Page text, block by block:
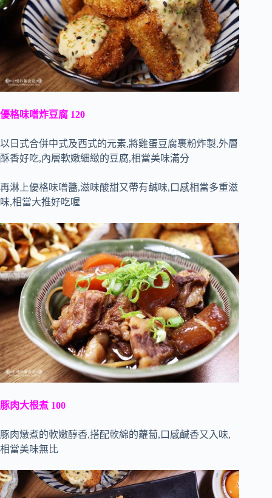
優格味噌炸豆腐 120
以日式合併中式及西式的元素,將雞蛋豆腐裹粉炸製,外層
酥香好吃,內層軟嫩細緻的豆腐,相當美味滿分
再淋上優格味噌醬,滋味酸甜又帶有鹹味,口感相當多重滋
味,相當大推好吃喔
豚肉大根煮 100
豚肉燉煮的軟嫩醇香,搭配軟綿的蘿蔔,口感鹹香又入味,
相當美味無比